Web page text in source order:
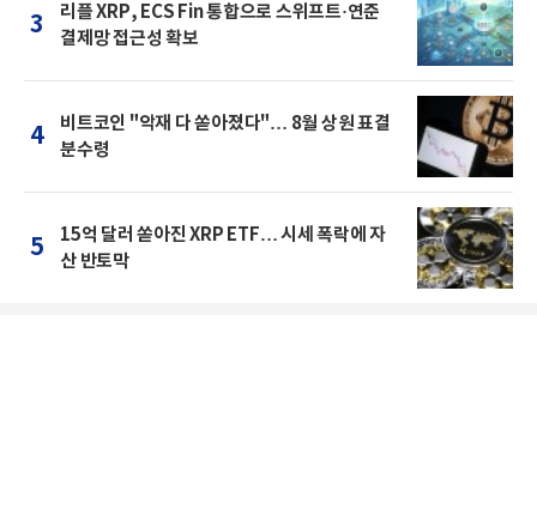
3
리플 XRP, ECS Fin 통합으로 스위프트·연준
결제망 접근성 확보
4
비트코인 "악재 다 쏟아졌다"… 8월 상원 표결
분수령
5
15억 달러 쏟아진 XRP ETF… 시세 폭락에 자
산 반토막